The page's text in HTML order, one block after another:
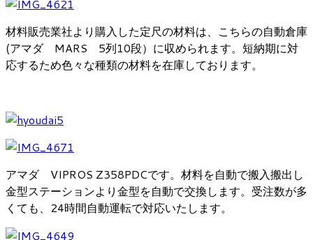
材料販売業社より購入した定尺の材料は、こちらの自動倉庫
(アマダ MARS 5列10段）に収められます。短納期に対
応するため色々な種類の材料を在庫しております。
アマダ VIPROS Z358PDCです。材料を自動で搬入搬出し
金型ステーションより金型を自動で交換します。受注数が多
くても、24時間自動運転で対応いたします。